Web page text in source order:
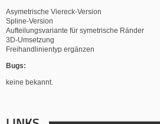
Asymetrische Viereck-Version
Spline-Version
Aufteilungsvariante für symetrische Ränder
3D-Umsetzung
Freihandlinientyp ergänzen
Bugs:
keine bekannt.